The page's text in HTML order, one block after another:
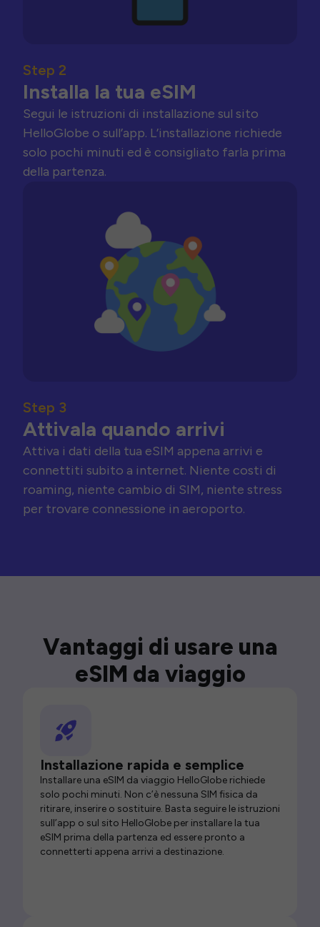
Step 2
Installa la tua eSIM
Segui le istruzioni di installazione sul sito
HelloGlobe o sull’app. L’installazione richiede
solo pochi minuti ed è consigliato farla prima
della partenza.
Step 3
Attivala quando arrivi
Attiva i dati della tua eSIM appena arrivi e
connettiti subito a internet. Niente costi di
roaming, niente cambio di SIM, niente stress
per trovare connessione in aeroporto.
Vantaggi di usare una
eSIM da viaggio
Installazione rapida e semplice
Installare una eSIM da viaggio HelloGlobe richiede
solo pochi minuti. Non c’è nessuna SIM fisica da
ritirare, inserire o sostituire. Basta seguire le istruzioni
sull’app o sul sito HelloGlobe per installare la tua
eSIM prima della partenza ed essere pronto a
connetterti appena arrivi a destinazione.